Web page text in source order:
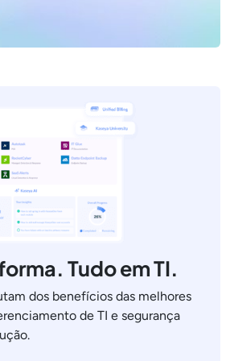
Tudo em TI.
dos benefícios das melhores
de TI e segurança